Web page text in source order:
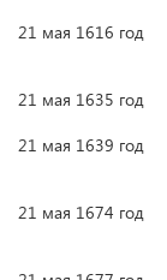
21 мая 1616 год
21 мая 1635 год
21 мая 1639 год
21 мая 1674 год